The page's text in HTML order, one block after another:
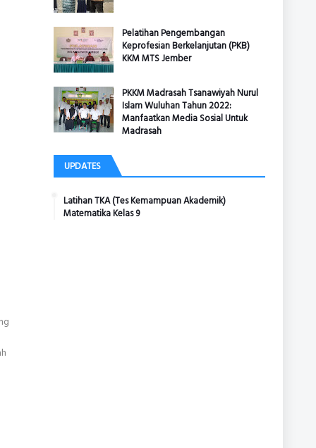
Pelatihan Pengembangan
Keprofesian Berkelanjutan (PKB)
KKM MTS Jember
PKKM Madrasah Tsanawiyah Nurul
Islam Wuluhan Tahun 2022:
Manfaatkan Media Sosial Untuk
Madrasah
UPDATES
Latihan TKA (Tes Kemampuan Akademik)
Matematika Kelas 9